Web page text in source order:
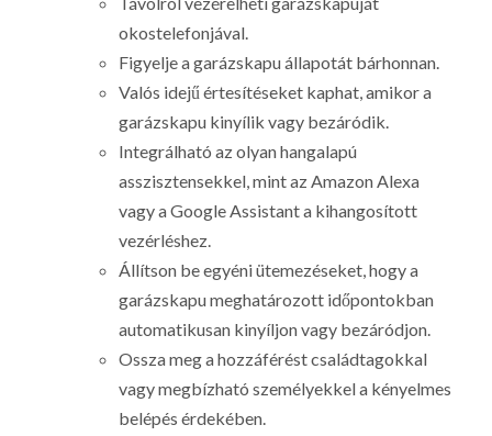
okostelefonjával.
Figyelje a garázskapu állapotát bárhonnan.
Valós idejű értesítéseket kaphat, amikor a
garázskapu kinyílik vagy bezáródik.
Integrálható az olyan hangalapú
asszisztensekkel, mint az Amazon Alexa
vagy a Google Assistant a kihangosított
vezérléshez.
Állítson be egyéni ütemezéseket, hogy a
garázskapu meghatározott időpontokban
automatikusan kinyíljon vagy bezáródjon.
Ossza meg a hozzáférést családtagokkal
vagy megbízható személyekkel a kényelmes
belépés érdekében.